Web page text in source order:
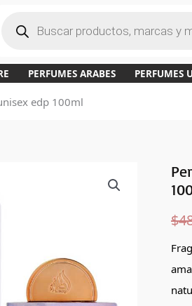
a
d
e
r
o
PERFUMES ARABES PERFUMES
edp 100ml
$
Art
II
de